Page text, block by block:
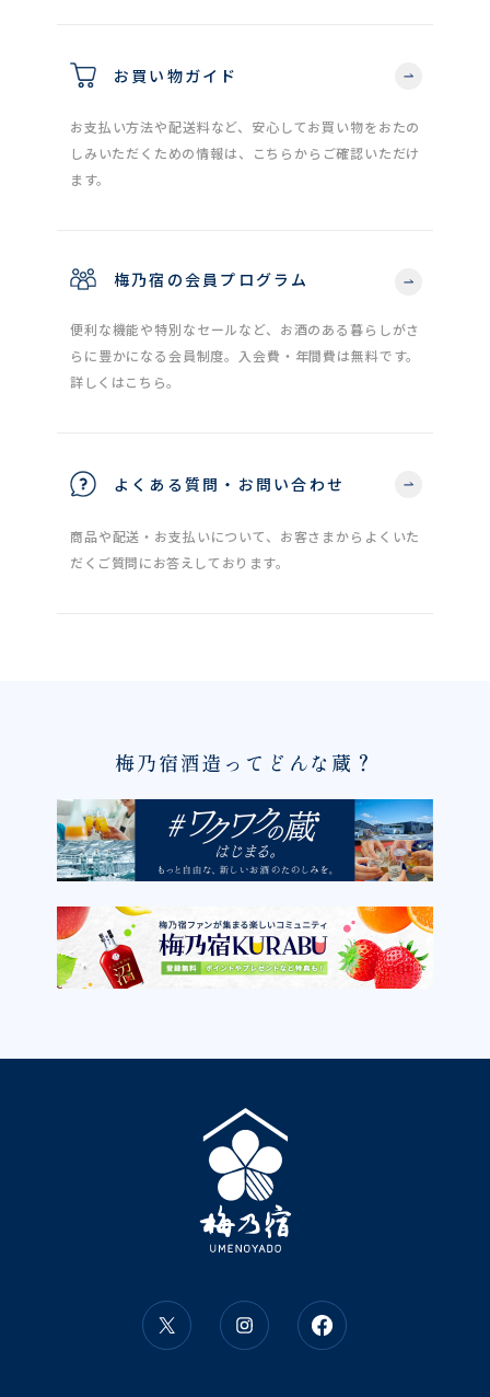
お買い物ガイド
お支払い方法や配送料など、安心してお買い物をおたの
しみいただくための情報は、こちらからご確認いただけ
ます。
梅乃宿の会員プログラム
便利な機能や特別なセールなど、お酒のある暮らしがさ
らに豊かになる会員制度。入会費・年間費は無料です。
詳しくはこちら。
よくある質問・お問い合わせ
商品や配送・お支払いについて、お客さまからよくいた
だくご質問にお答えしております。
梅乃宿酒造ってどんな蔵？